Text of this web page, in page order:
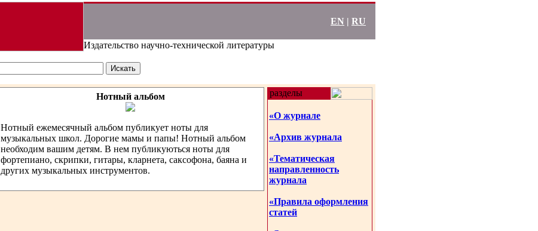
EN | RU
Издательство научно-технической литературы
Нотный альбом
Нотный ежемесячный альбом публикует ноты для
музыкальных школ. Дорогие мамы и папы! Нотный альбом
необходим вашим детям. В нем публикуються ноты для
фортепиано, скрипки, гитары, кларнета, саксофона, баяна и
других музыкальных инструментов.
разделы
«О журнале
«Архив журнала
«Тематическая
направленность
журнала
«Правила оформления
статей